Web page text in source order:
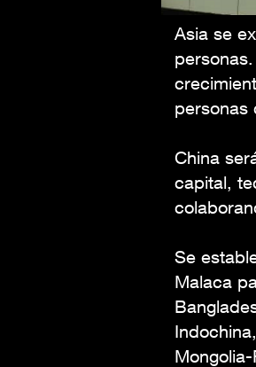
Asia se
personas
China
capital,
Se
Malaca
Mongolia-